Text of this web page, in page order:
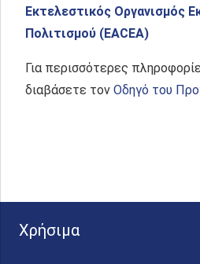
Εκτελεστικός Οργανισμός
Πολιτισμού (EACEA)
Για περισσότερες
διαβάσετε τον Οδηγό του
Χρήσιμα